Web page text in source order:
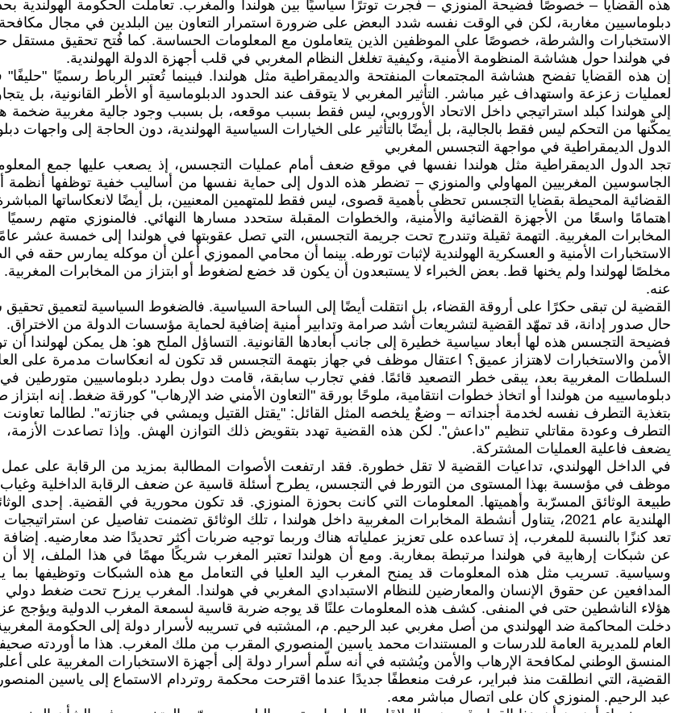
هذه القضايا – خصوصًا فضيحة المنوزي – فجرت توترًا سياسيًا بين هولندا والمغرب. تعاملت الحكومة الهولندية
دبلوماسيين مغاربة، لكن في الوقت نفسه شدد البعض على ضرورة استمرار التعاون بين البلدين في مجال
الاستخبارات والشرطة، خصوصًا على الموظفين الذين يتعاملون مع المعلومات الحساسة. كما فُتح تحقيق مستقل
في هولندا حول هشاشة المنظومة الأمنية، وكيفية تغلغل النظام المغربي في قلب أجهزة الدولة الهولندية.
إن هذه القضايا تفضح هشاشة المجتمعات المنفتحة والديمقراطية مثل هولندا. فبينما تُعتبر الرباط رسميًا
لعمليات زعزعة واستهداف غير مباشر. التأثير المغربي لا يتوقف عند الحدود الدبلوماسية أو الأطر القانونية، بل
إلى هولندا كبلد استراتيجي داخل الاتحاد الأوروبي، ليس فقط بسبب موقعه، بل بسبب وجود جالية مغربية ضخمة
يمكّنها من التحكم ليس فقط بالجالية، بل أيضًا بالتأثير على الخيارات السياسية الهولندية، دون الحاجة إلى واجهات
الدول الديمقراطية في مواجهة التجسس المغربي
تجد الدول الديمقراطية مثل هولندا نفسها في موقع ضعف أمام عمليات التجسس، إذ يصعب عليها جمع
الجاسوسين المغربيين المهاولي والمنوزي – تضطر هذه الدول إلى حماية نفسها من أساليب خفية توظفها
اهتمامًا واسعًا من الأجهزة القضائية والأمنية، والخطوات المقبلة ستحدد مسارها النهائي. فالمنوزي متهم
المخابرات المغربية. التهمة ثقيلة وتندرج تحت جريمة التجسس، التي تصل عقوبتها في هولندا إلى خمسة عشر
الاستخبارات الأمنية و العسكرية الهولندية لإثبات تورطه. بينما أن محامي المموزي أعلن أن موكله يمارس حقه
مخلصًا لهولندا ولم يخنها قط. بعض الخبراء لا يستبعدون أن يكون قد خضع لضغوط أو ابتزاز من المخابرات
عنه.
القضية لن تبقى حكرًا على أروقة القضاء، بل انتقلت أيضًا إلى الساحة السياسية. فالضغوط السياسية لتعميق تحقيق
حال صدور إدانة، قد تمهّد القضية لتشريعات أشد صرامة وتدابير أمنية إضافية لحماية مؤسسات الدولة من الاختراق.
فضيحة التجسس هذه لها أبعاد سياسية خطيرة إلى جانب أبعادها القانونية. التساؤل الملح هو: هل يمكن لهولندا
الأمن والاستخبارات لاهتزاز عميق؟ اعتقال موظف في جهاز بتهمة التجسس قد تكون له انعكاسات مدمرة على
السلطات المغربية بعد، يبقى خطر التصعيد قائمًا. ففي تجارب سابقة، قامت دول بطرد دبلوماسيين
دبلوماسييه من هولندا أو اتخاذ خطوات انتقامية، ملوحًا بورقة "التعاون الأمني ضد الإرهاب" كورقة ضغط. إنه
بتغذية التطرف نفسه لخدمة أجنداته – وضعٌ يلخصه المثل القائل: "يقتل القتيل ويمشي في جنازته". لطالما
التطرف وعودة مقاتلي تنظيم "داعش". لكن هذه القضية تهدد بتقويض ذلك التوازن الهش. وإذا تصاعدت
يضعف فاعلية العمليات المشتركة.
في الداخل الهولندي، تداعيات القضية لا تقل خطورة. فقد ارتفعت الأصوات المطالبة بمزيد من الرقابة على
موظف في مؤسسة بهذا المستوى من التورط في التجسس، يطرح أسئلة قاسية عن ضعف الرقابة الداخلية وغياب
طبيعة الوثائق المسرّبة وأهميتها. المعلومات التي كانت بحوزة المنوزي. قد تكون محورية في القضية. إحدى
الهلندية عام 2021، يتناول أنشطة المخابرات المغربية داخل هولندا ، تلك الوثائق تضمنت تفاصيل عن
تعد كنزًا بالنسبة للمغرب، إذ تساعده على تعزيز عملياته هناك وربما توجيه ضربات أكثر تحديدًا ضد معارضيه.
عن شبكات إرهابية في هولندا مرتبطة بمغاربة. ومع أن هولندا تعتبر المغرب شريكًا مهمًا في هذا الملف،
وسياسية. تسريب مثل هذه المعلومات قد يمنح المغرب اليد العليا في التعامل مع هذه الشبكات وتوظيفها
المدافعين عن حقوق الإنسان والمعارضين للنظام الاستبدادي المغربي في هولندا. المغرب يرزح تحت ضغط دولي
هؤلاء الناشطين حتى في المنفى. كشف هذه المعلومات علنًا قد يوجه ضربة قاسية لسمعة المغرب الدولية ويؤجج
دخلت المحاكمة ضد الهولندي من أصل مغربي عبد الرحيم. م، المشتبه في تسريبه لأسرار دولة إلى الحكومة
العام للمديرية العامة للدرسات و المستندات محمد ياسين المنصوري المقرب من ملك المغرب. هذا ما أوردته
المنسق الوطني لمكافحة الإرهاب والأمن ويُشتبه في أنه سلّم أسرار دولة إلى أجهزة الاستخبارات المغربية على
القضية، التي انطلقت منذ فبراير، عرفت منعطفًا جديدًا عندما اقترحت محكمة روتردام الاستماع إلى ياسين
عبد الرحيم. المنوزي كان على اتصال مباشر معه.